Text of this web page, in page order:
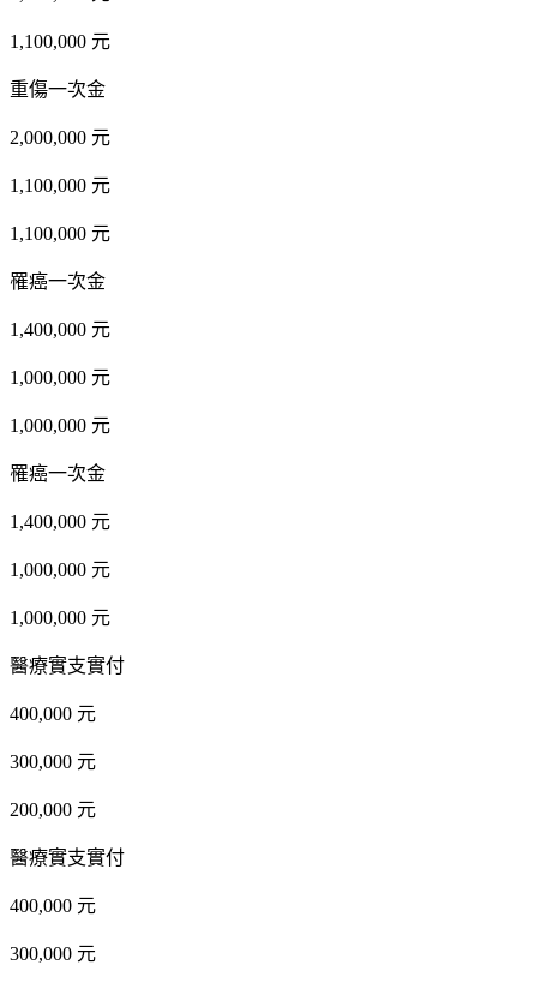
1,100,000 元
重傷一次金
2,000,000 元
1,100,000 元
1,100,000 元
罹癌一次金
1,400,000 元
1,000,000 元
1,000,000 元
罹癌一次金
1,400,000 元
1,000,000 元
1,000,000 元
醫療實支實付
400,000 元
300,000 元
200,000 元
醫療實支實付
400,000 元
300,000 元